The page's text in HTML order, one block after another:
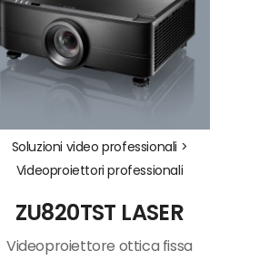
Soluzioni video professionali >
Videoproiettori professionali
ZU820TST LASER
Videoproiettore ottica fissa